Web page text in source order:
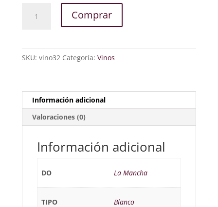
cantidad
Comprar
SKU: vino32 Categoría: Vinos
Información adicional
Valoraciones (0)
Información adicional
DO La Mancha
TIPO Blanco